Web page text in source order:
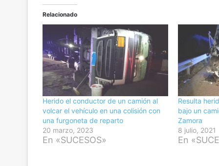
Relacionado
Herido el conductor de un camión al
volcar el vehículo en una colisión con
una furgoneta de reparto
20 marzo, 2023
En «SUCESOS»
Resulta
bajo un
Zamora
8 julio, 2021
En